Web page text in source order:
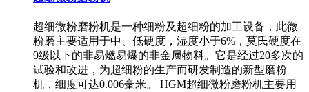
超细微粉磨粉机是一种细粉及超细粉的加工设备，此微
粉磨主要适用于中、低硬度，湿度小于6%，莫氏硬度在
9级以下的非易燃易爆的非金属物料。它是经过20多次的
试验和改进，为超细粉的生产而研发制造的新型磨粉
机，细度可达0.006毫米。 HGM超细微粉磨粉机主要用